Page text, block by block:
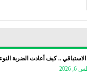
الاستباقي .. كيف أعادت الضربة